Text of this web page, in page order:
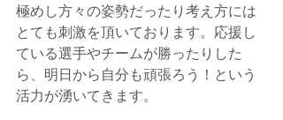
極めし方々の姿勢だったり考え方には
とても刺激を頂いております。応援し
ている選手やチームが勝ったりした
ら、明日から自分も頑張ろう！という
活力が湧いてきます。